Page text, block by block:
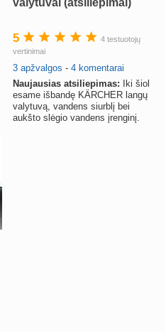
5
4 testuotojų
vertinimai
3 apžvalgos - 4 komentarai
Naujausias atsiliepimas: Iki šiol
esame išbandę KÄRCHER langų
valytuvą, vandens siurblį bei
aukšto slėgio vandens įrenginį.